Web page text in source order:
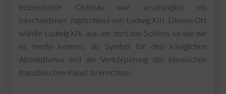
bezeichnete Château war ursprünglich ein
bescheidenes Jagdschloss von Ludwig XIII. Diesen Ort
wählte Ludwig XIV. aus, um dort das Schloss, so wie wir
es heute kennen, als Symbol für den königlichen
Absolutismus und die Verkörperung der klassischen
französischen Kunst zu errichten.